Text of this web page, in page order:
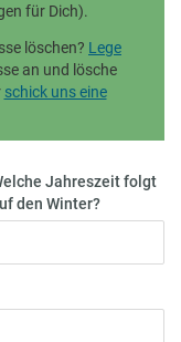
für Dich).
löschen? Lege
an und lösche
schick uns eine
Jahreszeit folgt
den Winter?